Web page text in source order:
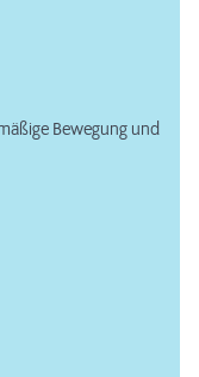
Bewegung und